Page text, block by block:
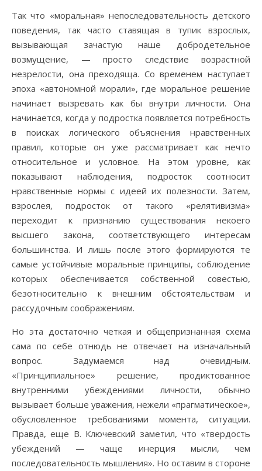
Так что «моральная» непоследовательность детского
поведения, так часто ставящая в тупик взрослых,
вызывающая зачастую наше добродетельное
возмущение, — просто следствие возрастной
незрелости, она преходяща. Со временем наступает
эпоха «автономной морали», где моральное решение
начинает вызревать как бы внутри личности. Она
начинается, когда у подростка появляется потребность
в поисках логического объяснения нравственных
правил, которые он уже рассматривает как нечто
относительное и условное. На этом уровне, как
показывают наблюдения, подросток соотносит
нравственные нормы с идеей их полезности. Затем,
взрослея, подросток от такого «релятивизма»
переходит к признанию существования некоего
высшего закона, соответствующего интересам
большинства. И лишь после этого формируются те
самые устойчивые моральные принципы, соблюдение
которых обеспечивается собственной совестью,
безотносительно к внешним обстоятельствам и
рассудочным соображениям.
Но эта достаточно четкая и общепризнанная схема
сама по себе отнюдь не отвечает на изначальный
вопрос. Задумаемся над очевидным.
«Принципиальное» решение, продиктованное
внутренними убеждениями личности, обычно
вызывает больше уважения, нежели «прагматическое»,
обусловленное требованиями момента, ситуации.
Правда, еще В. Ключевский заметил, что «твердость
убеждений — чаще инерция мысли, чем
последовательность мышления». Но оставим в стороне